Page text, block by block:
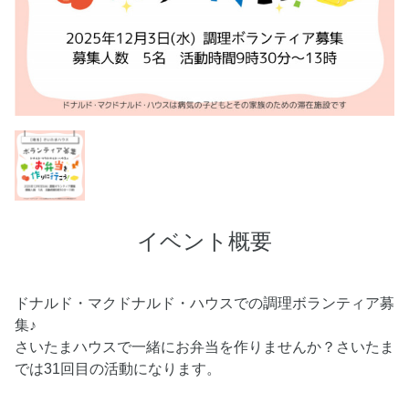
イベント概要
ドナルド・マクドナルド・ハウスでの調理ボランティア募
集♪
さいたまハウスで一緒にお弁当を作りませんか？さいたま
では31回目の活動になります。